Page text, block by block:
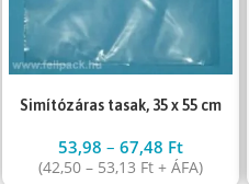
Simítózáras tasak, 35 x 55 cm
53,98–67,48 Ft
(42,50– 53,13 Ft + ÁFA)